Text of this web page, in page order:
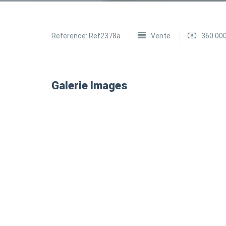
Reference: Ref2378a Vente 360
Galerie Images